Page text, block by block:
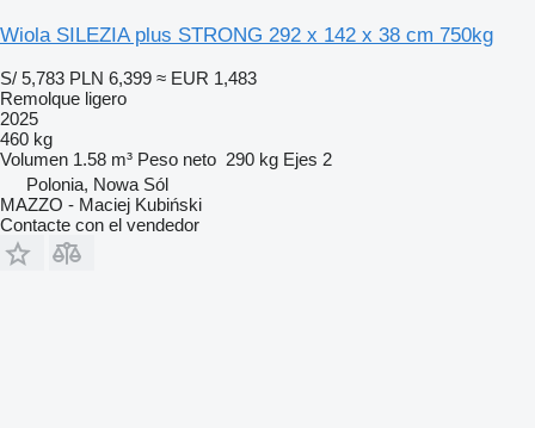
Wiola SILEZIA plus STRONG 292 x 142 x 38 cm 750kg
S/ 5,783 PLN 6,399 ≈ EUR 1,483
Remolque ligero
2025
460 kg
Volumen 1.58 m³ Peso neto 290 kg Ejes 2
Polonia, Nowa Sól
MAZZO - Maciej Kubiński
Contacte con el vendedor